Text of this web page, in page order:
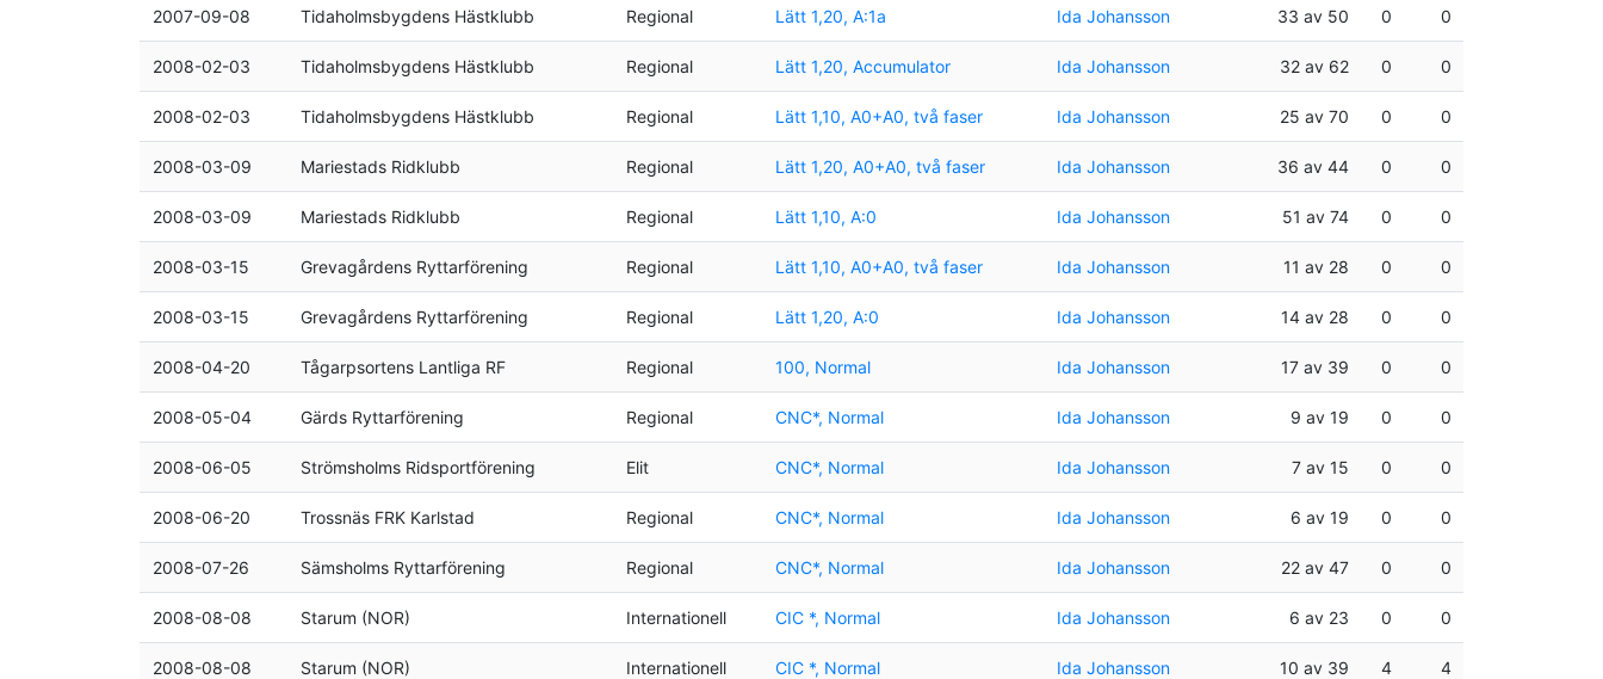
2007-09-08 Tidaholmsbygdens Hästklubb Regional Lätt 1,20, A:1a Ida Johansson 33 av 50 0 0
2008-02-03 Tidaholmsbygdens Hästklubb Regional Lätt 1,20, Accumulator Ida Johansson 32 av 62 0 0
2008-02-03 Tidaholmsbygdens Hästklubb Regional Lätt 1,10, A0+A0, två faser Ida Johansson 25 av 70 0 0
2008-03-09 Mariestads Ridklubb Regional Lätt 1,20, A0+A0, två faser Ida Johansson 36 av 44 0 0
2008-03-09 Mariestads Ridklubb Regional Lätt 1,10, A:0 Ida Johansson 51 av 74 0 0
2008-03-15 Grevagårdens Ryttarförening Regional Lätt 1,10, A0+A0, två faser Ida Johansson 11 av 28 0 0
2008-03-15 Grevagårdens Ryttarförening Regional Lätt 1,20, A:0 Ida Johansson 14 av 28 0 0
2008-04-20 Tågarpsortens Lantliga RF Regional 100, Normal Ida Johansson 17 av 39 0 0
2008-05-04 Gärds Ryttarförening Regional CNC*, Normal Ida Johansson 9 av 19 0 0
2008-06-05 Strömsholms Ridsportförening Elit CNC*, Normal Ida Johansson 7 av 15 0 0
2008-06-20 Trossnäs FRK Karlstad Regional CNC*, Normal Ida Johansson 6 av 19 0 0
2008-07-26 Sämsholms Ryttarförening Regional CNC*, Normal Ida Johansson 22 av 47 0 0
2008-08-08 Starum (NOR) Internationell CIC *, Normal Ida Johansson 6 av 23 0 0
2008-08-08 Starum (NOR) Internationell CIC *, Normal Ida Johansson 10 av 39 4 4